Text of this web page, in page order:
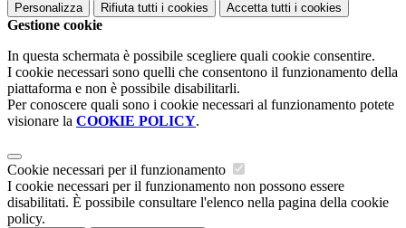
Personalizza Rifiuta tutti i cookies Accetta tutti i cookies
Gestione cookie
In questa schermata è possibile scegliere quali cookie consentire.
I cookie necessari sono quelli che consentono il funzionamento della
piattaforma e non è possibile disabilitarli.
Per conoscere quali sono i cookie necessari al funzionamento potete
visionare la COOKIE POLICY.
Cookie necessari per il funzionamento
I cookie necessari per il funzionamento non possono essere
disabilitati. È possibile consultare l'elenco nella pagina della cookie
policy.